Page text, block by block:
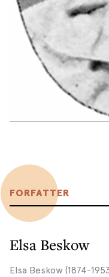
FORFATTER
Elsa Beskow
Elsa Beskow (1874-